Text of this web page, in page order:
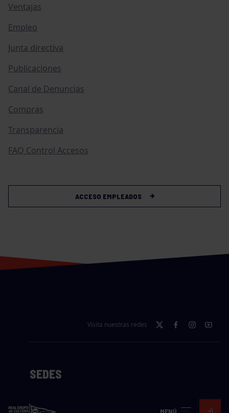
MENÚ
Ventajas
Empleo
Junta directiva
Publicaciones
Canal de Denuncias
Compras
Transparencia
FAQ Control Accesos
ACCESO EMPLEADOS
Visita nuestras redes
SEDES